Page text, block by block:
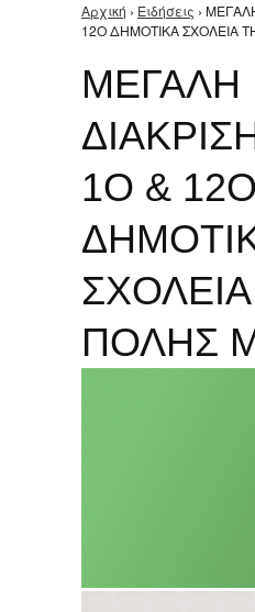
Είστε εδώ
Αρχική › Ειδήσεις ›
12Ο ΔΗΜΟΤΙΚΑ ΣΧΟΛΕΙΑ
ΜΕΓΑΛΗ
1Ο & 12Ο
ΠΟΛΗΣ